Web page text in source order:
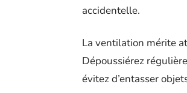
accidentelle.
La ventilation mérite
Dépoussiérez
évitez d’entasser